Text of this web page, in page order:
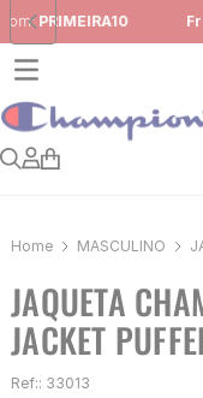
Frete Grátis para
MASCULINO
JAQUETA
JACKET
Ref:: 33013